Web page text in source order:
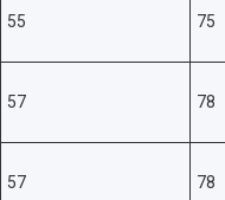
55 75
57 78
57 78